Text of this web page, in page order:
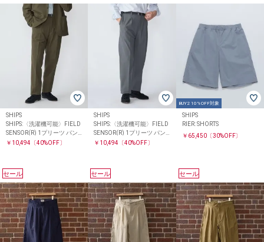
SHIPS
SHIPS:〈洗濯機可能〉FIELD
SENSOR(R) 1プリーツ パン
ツ(セットアップ対応)
￥10,494 〔40%OFF〕
SHIPS
SHIPS:〈洗濯機可能〉FIELD
SENSOR(R) 1プリーツ パン
ツ(セットアップ対応)
￥10,494 〔40%OFF〕
BUY2 10%OFF対象
SHIPS
RIER: SHORTS
￥65,450〔30%OFF〕
セール セール セール